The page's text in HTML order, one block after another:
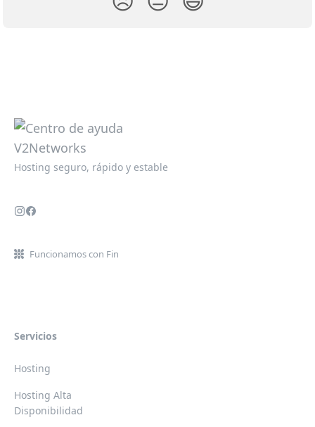
Hosting seguro, rápido y estable
Funcionamos con Fin
Servicios
Hosting
Hosting Alta
Disponibilidad